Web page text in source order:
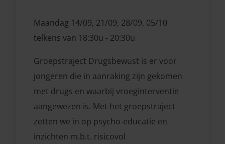
Groepstraject Drugsbewust is er voor
jongeren die in aanraking zijn gekomen
met drugs en waarbij vroeginterventie
aangewezen is. Met het groepstraject
zetten we in op psycho-educatie en
inzichten m.b.t. risicovol
Maandag 14/09, 21/09, 28/09, 05/10
telkens van 18:30u - 20:30u